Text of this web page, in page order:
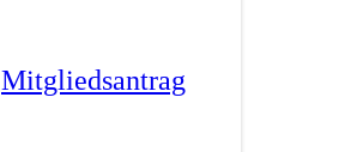
Mitgliedsantrag